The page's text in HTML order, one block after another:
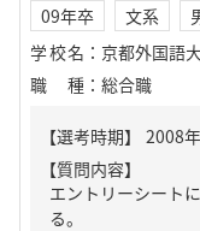
09年卒 文系
学校名 ： 京都外国語
職種 ： 総合職
【質問内容】
エントリーシート
る。